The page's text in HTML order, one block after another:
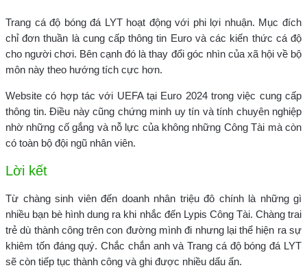
Trang cá độ bóng đá LYT hoạt động với phi lợi nhuận. Mục đích
chỉ đơn thuần là cung cấp thông tin Euro và các kiến thức cá độ
cho người chơi. Bên cạnh đó là thay đổi góc nhìn của xã hội về bộ
môn này theo hướng tích cực hơn.
Website có hợp tác với UEFA tại Euro 2024 trong việc cung cấp
thông tin. Điều này cũng chứng minh uy tín và tính chuyên nghiệp
nhờ những cố gắng và nỗ lực của không những Công Tài mà còn
có toàn bộ đội ngũ nhân viên.
Lời kết
Từ chàng sinh viên đến doanh nhân triệu đô chính là những gì
nhiều bạn bè hình dung ra khi nhắc đến Lypis Công Tài. Chàng trai
trẻ dù thành công trên con đường mình đi nhưng lại thể hiện ra sự
khiêm tốn đáng quý. Chắc chắn anh và Trang cá độ bóng đá LYT
sẽ còn tiếp tục thành công và ghi được nhiều dấu ấn.